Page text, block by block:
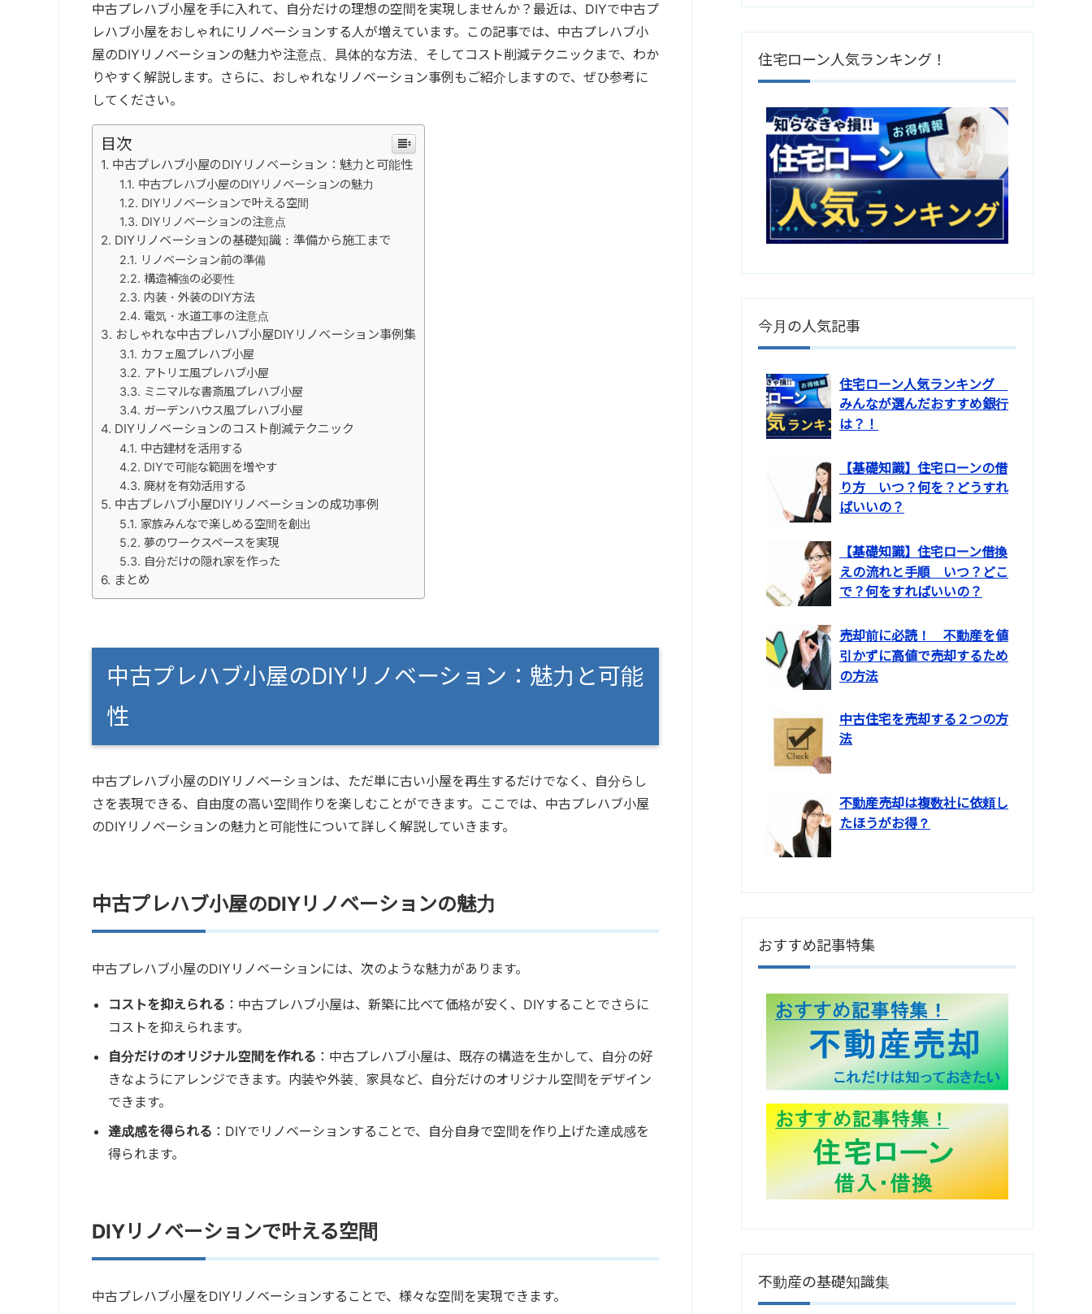
中古プレハブ小屋を手に入れて、自分だけの理想の空間を実現しませんか？最近は、DIYで中古プ
レハブ小屋をおしゃれにリノベーションする人が増えています。この記事では、中古プレハブ小
屋のDIYリノベーションの魅力や注意点、具体的な方法、そしてコスト削減テクニックまで、わか
りやすく解説します。さらに、おしゃれなリノベーション事例もご紹介しますので、ぜひ参考に
してください。
目次
中古プレハブ小屋のDIYリノベーション：魅力と可能性
中古プレハブ小屋のDIYリノベーションの魅力
DIYリノベーションで叶える空間
DIYリノベーションの注意点
DIYリノベーションの基礎知識：準備から施工まで
リノベーション前の準備
構造補強の必要性
内装・外装のDIY方法
電気・水道工事の注意点
おしゃれな中古プレハブ小屋DIYリノベーション事例集
カフェ風プレハブ小屋
アトリエ風プレハブ小屋
ミニマルな書斎風プレハブ小屋
ガーデンハウス風プレハブ小屋
DIYリノベーションのコスト削減テクニック
中古建材を活用する
DIYで可能な範囲を増やす
廃材を有効活用する
中古プレハブ小屋DIYリノベーションの成功事例
家族みんなで楽しめる空間を創出
夢のワークスペースを実現
自分だけの隠れ家を作った
まとめ
中古プレハブ小屋のDIYリノベーション：魅力と可能
性
中古プレハブ小屋のDIYリノベーションは、ただ単に古い小屋を再生するだけでなく、自分らし
さを表現できる、自由度の高い空間作りを楽しむことができます。ここでは、中古プレハブ小屋
のDIYリノベーションの魅力と可能性について詳しく解説していきます。
中古プレハブ小屋のDIYリノベーションの魅力
中古プレハブ小屋のDIYリノベーションには、次のような魅力があります。
コストを抑えられる ：中古プレハブ小屋は、新築に比べて価格が安く、DIYすることでさらに
コストを抑えられます。
自分だけのオリジナル空間を作れる ：中古プレハブ小屋は、既存の構造を生かして、自分の好
きなようにアレンジできます。内装や外装、家具など、自分だけのオリジナル空間をデザイン
できます。
達成感を得られる ：DIYでリノベーションすることで、自分自身で空間を作り上げた達成感を
得られます。
DIYリノベーションで叶える空間
中古プレハブ小屋をDIYリノベーションすることで、様々な空間を実現できます。
住宅ローン人気ランキング！
今月の人気記事
住宅ローン人気ランキング
みんなが選んだおすすめ銀行
は？！
【基礎知識】住宅ローンの借
り方 いつ？何を？どうすれ
ばいいの？
【基礎知識】住宅ローン借換
えの流れと手順 いつ？どこ
で？何をすればいいの？
売却前に必読！ 不動産を値
引かずに高値で売却するため
の方法
中古住宅を売却する２つの方
法
不動産売却は複数社に依頼し
たほうがお得？
おすすめ記事特集
不動産の基礎知識集